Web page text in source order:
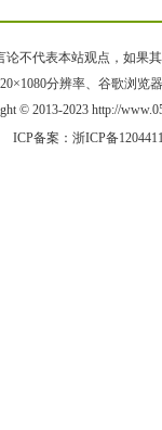
不代表本站观点，如果
分辨率、谷歌浏览
© 2013-2023 http://
ICP备案： 浙ICP备